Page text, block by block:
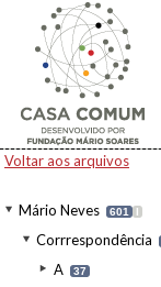
Voltar aos arquivos
Mário Neves 601 I
Corrrespondência
A 37